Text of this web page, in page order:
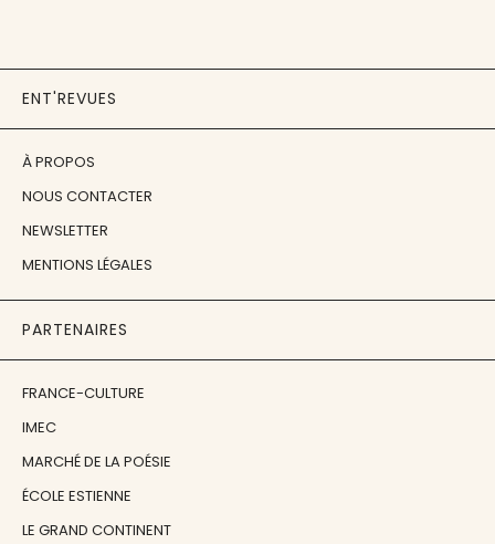
ENT'REVUES
À PROPOS
NOUS CONTACTER
NEWSLETTER
MENTIONS LÉGALES
PARTENAIRES
FRANCE-CULTURE
IMEC
MARCHÉ DE LA POÉSIE
ÉCOLE ESTIENNE
LE GRAND CONTINENT